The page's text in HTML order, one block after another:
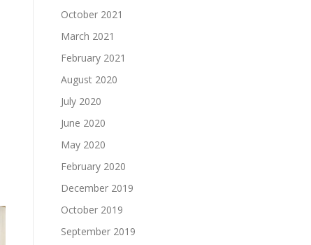
October 2021
March 2021
February 2021
August 2020
July 2020
June 2020
May 2020
February 2020
December 2019
October 2019
September 2019